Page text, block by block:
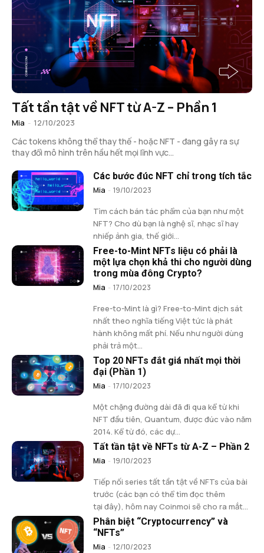
Tất tần tật về NFT từ A-Z – Phần 1
Mia - 12/10/2023
Các tokens không thể thay thế - hoặc NFT - đang gây ra sự
thay đổi mô hình trên hầu hết mọi lĩnh vực...
Các bước đúc NFT chỉ trong tích tắc
Mia - 19/10/2023
Tìm cách bán tác phẩm của bạn như một
NFT? Cho dù bạn là nghệ sĩ, nhạc sĩ hay
nhiếp ảnh gia, thế giới...
Free-to-Mint NFTs liệu có phải là
một lựa chọn khả thi cho người dùng
trong mùa đông Crypto?
Mia - 17/10/2023
Free-to-Mint là gì? Free-to-Mint dịch sát
nhất theo nghĩa tiếng Việt tức là phát
hành không mất phí. Nếu như người dùng
phải trả một...
Top 20 NFTs đắt giá nhất mọi thời
đại (Phần 1)
Mia - 17/10/2023
Một chặng đường dài đã đi qua kể từ khi
NFT đầu tiên, Quantum, được đúc vào năm
2014. Kể từ đó, các dự...
Tất tần tật về NFTs từ A-Z – Phần 2
Mia - 19/10/2023
Tiếp nối series tất tần tật về NFTs của bài
trước (các bạn có thể tìm đọc thêm
tại đây), hôm nay Coinmoi sẽ cho ra mắt...
Phân biệt “Cryptocurrency” và
“NFTs”
Mia - 12/10/2023